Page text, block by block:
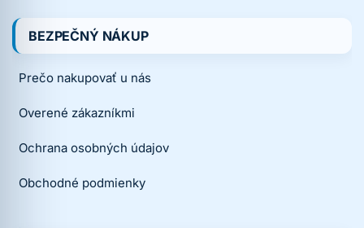
BEZPEČNÝ NÁKUP
Prečo nakupovať u nás
Overené zákazníkmi
Ochrana osobných údajov
Obchodné podmienky